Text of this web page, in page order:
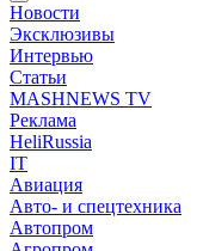
Новости
Эксклюзивы
Интервью
Статьи
MASHNEWS TV
Реклама
HeliRussia
IT
Авиация
Авто- и спецтехника
Автопром